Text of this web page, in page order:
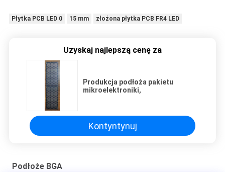
Płytka PCB LED 0 15 mm złożona płytka PCB FR4 LED
Uzyskaj najlepszą cenę za
Produkcja podłoża pakietu
mikroelektroniki,
Kontyntynuj
Podłoże BGA